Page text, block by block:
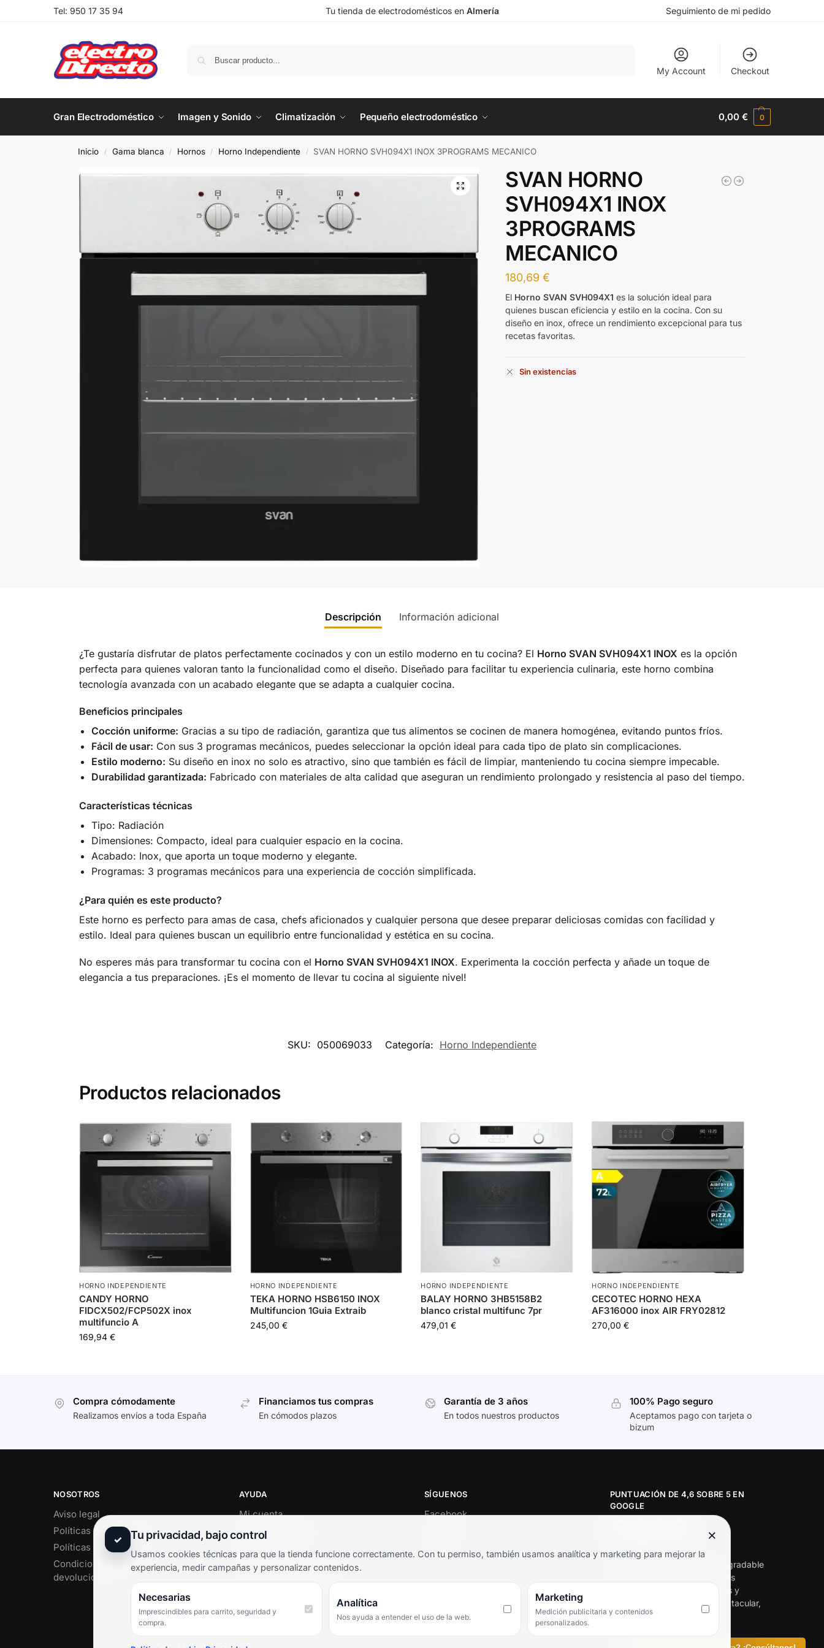
Tel: 950 17 35 94 Tu tienda de electrodomésticos en Almería Seguimiento de mi pedido
My Account Checkout
Gran Electrodoméstico Imagen y Sonido Climatización Pequeño electrodoméstico 0,00€ 0
Inicio / Gama blanca / Hornos / Horno Independiente / SVAN HORNO SVH094X1 INOX 3PROGRAMS MECANICO
SVAN HORNO
SVH094X1 INOX
3PROGRAMS
MECANICO
180,69€
El Horno SVAN SVH094X1 es la solución ideal para
quienes buscan eficiencia y estilo en la cocina. Con su
diseño en inox, ofrece un rendimiento excepcional para tus
recetas favoritas.
Sin existencias
Descripción Información adicional
¿Te gustaría disfrutar de platos perfectamente cocinados y con un estilo moderno en tu cocina? El Horno SVAN SVH094X1 INOX es la opción
perfecta para quienes valoran tanto la funcionalidad como el diseño. Diseñado para facilitar tu experiencia culinaria, este horno combina
tecnología avanzada con un acabado elegante que se adapta a cualquier cocina.
Beneficios principales
Cocción uniforme: Gracias a su tipo de radiación, garantiza que tus alimentos se cocinen de manera homogénea, evitando puntos fríos.
Fácil de usar: Con sus 3 programas mecánicos, puedes seleccionar la opción ideal para cada tipo de plato sin complicaciones.
Estilo moderno: Su diseño en inox no solo es atractivo, sino que también es fácil de limpiar, manteniendo tu cocina siempre impecable.
Durabilidad garantizada: Fabricado con materiales de alta calidad que aseguran un rendimiento prolongado y resistencia al paso del tiempo.
Características técnicas
Tipo: Radiación
Dimensiones: Compacto, ideal para cualquier espacio en la cocina.
Acabado: Inox, que aporta un toque moderno y elegante.
Programas: 3 programas mecánicos para una experiencia de cocción simplificada.
¿Para quién es este producto?
Este horno es perfecto para amas de casa, chefs aficionados y cualquier persona que desee preparar deliciosas comidas con facilidad y
estilo. Ideal para quienes buscan un equilibrio entre funcionalidad y estética en su cocina.
No esperes más para transformar tu cocina con el Horno SVAN SVH094X1 INOX. Experimenta la cocción perfecta y añade un toque de
elegancia a tus preparaciones. ¡Es el momento de llevar tu cocina al siguiente nivel!
SKU: 050069033 Categoría: Horno Independiente
Productos relacionados
HORNO INDEPENDIENTE
CANDY HORNO
FIDCX502/FCP502X inox
multifuncio A
169,94 €
HORNO INDEPENDIENTE
TEKA HORNO HSB6150 INOX
Multifuncion 1Guia Extraib
245,00 €
HORNO INDEPENDIENTE
BALAY HORNO 3HB5158B2
blanco cristal multifunc 7pr
479,01€
HORNO INDEPENDIENTE
CECOTEC HORNO HEXA
AF316000 inox AIR FRY02812
270,00€
Compra cómodamente
Realizamos envíos a toda España
Financiamos tus compras
En cómodos plazos
Garantía de 3 años
En todos nuestros productos
100% Pago seguro
Aceptamos pago con tarjeta o
bizum
NOSOTROS
Aviso legal
Políticas de privacidad
Políticas de cookies
Condiciones de envío y
devoluciones
AYUDA
Mi cuenta
Soporte al cliente
Términos y condiciones
Preguntas frecuentes
SÍGUENOS
Facebook
PUNTUACIÓN DE 4,6 SOBRE 5 EN
GOOGLE
★★★★★
«Servicio de calidad y trato agradable
con precios excelentes. Hemos
comprado en varias ocasiones y
siempre dan respuesta. Espectacular,
servicio de 10.»
✓ Tu privacidad, bajo control ×
Usamos cookies técnicas para que la tienda funcione correctamente. Con tu permiso, también usamos analítica y marketing para mejorar la
experiencia, medir campañas y personalizar contenidos.
Necesarias
Imprescindibles para carrito, seguridad y
compra.
Analítica
Nos ayuda a entender el uso de la web.
Marketing
Medición publicitaria y contenidos
personalizados.